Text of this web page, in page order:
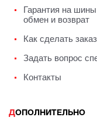
Гарантия на шины
обмен и возврат
Как сделать
Задать вопрос
Контакты
ДОПОЛНИТЕЛЬНО